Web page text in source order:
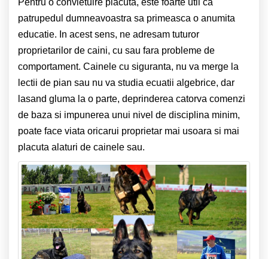
Pentru o convietuire placuta, este foarte util ca
patrupedul dumneavoastra sa primeasca o anumita
educatie. In acest sens, ne adresam tuturor
proprietarilor de caini, cu sau fara probleme de
comportament. Cainele cu siguranta, nu va merge la
lectii de pian sau nu va studia ecuatii algebrice, dar
lasand gluma la o parte, deprinderea catorva comenzi
de baza si impunerea unui nivel de disciplina minim,
poate face viata oricarui proprietar mai usoara si mai
placuta alaturi de cainele sau.